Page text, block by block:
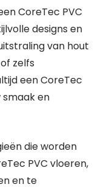
CoreTec PVC
designs en
van hout
zelfs
een CoreTec
en
die worden
PVC vloeren,
en te